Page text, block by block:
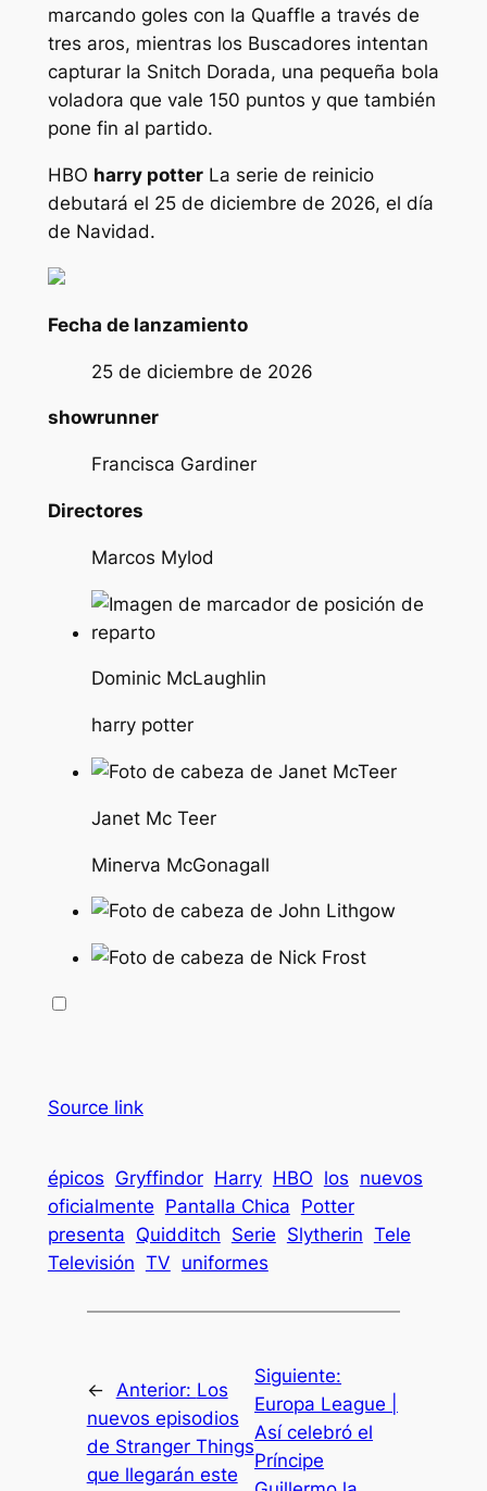
marcando goles con la Quaffle a través de
tres aros, mientras los Buscadores intentan
capturar la Snitch Dorada, una pequeña bola
voladora que vale 150 puntos y que también
pone fin al partido.
HBO harry potterLa serie de reinicio
debutará el 25 de diciembre de 2026, el día
de Navidad.
Fecha de lanzamiento
25 de diciembre de 2026
showrunner
Francisca Gardiner
Directores
Marcos Mylod
Dominic McLaughlin
harry potter
Janet Mc Teer
Minerva McGonagall
Source link
épicos Gryffindor Harry HBO los nuevos
oficialmente Pantalla Chica Potter
presenta Quidditch Serie Slytherin Tele
Televisión TV uniformes
← Anterior: Los
nuevos episodios
de Stranger Things
que llegarán este
Siguiente:
Europa League |
Así celebró el
Príncipe